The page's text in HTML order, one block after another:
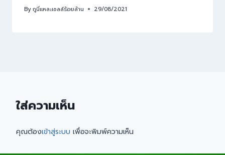
Byกูนี่แหละเซลล์ร้อยล้าน 29/08/2021
ใส่ความเห็น
คุณต้องเข้าสู่ระบบ เพื่อจะพิมพ์ความเห็น